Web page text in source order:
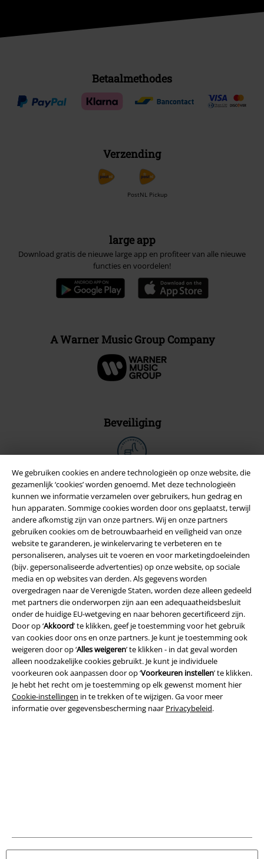
We gebruiken cookies en andere technologieën op onze website, die
gezamenlijk ‘cookies’ worden genoemd. Met deze technologieën
kunnen we informatie verzamelen over gebruikers, hun gedrag en
hun apparaten. Sommige cookies worden door ons geplaatst, terwijl
andere afkomstig zijn van onze partners. Wij en onze partners
gebruiken cookies om de betrouwbaarheid en veiligheid van onze
website te garanderen, je winkelervaring te verbeteren en te
personaliseren, analyses uit te voeren en voor marketingdoeleinden
(bijv. gepersonaliseerde advertenties) op onze website, op sociale
media en op websites van derden. Als gegevens worden
overgedragen naar de Verenigde Staten, worden deze alleen gedeeld
met partners die onderworpen zijn aan een adequaatheidsbesluit
onder de huidige EU-wetgeving en naar behoren gecertificeerd zijn.
Door op ‘Akkoord’ te klikken, geef je toestemming voor het gebruik
van cookies door ons en onze partners. Je kunt je toestemming ook
weigeren door op ‘Alles weigeren’ te klikken - in dat geval worden
alleen noodzakelijke cookies gebruikt. Je kunt je individuele
voorkeuren ook aanpassen door op ‘Voorkeuren instellen’ te klikken.
Je hebt het recht om je toestemming op elk gewenst moment hier
Cookie-instellingen in te trekken of te wijzigen. Ga voor meer
informatie over gegevensbescherming naar Privacybeleid.
Betaalmethodes
Verzending
PostNL Pickup
large app
Download gratis de nieuwe large app en profiteer van alle nieuwe
functies en voordelen!
A Warner Music Group Company
Beveiliging
Legal
Algemene Voorwaarden
Bedrijfsgegevens
Privacyverklaring
Verklaring van conformiteit